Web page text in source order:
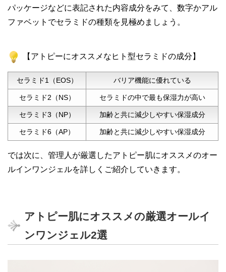
パッケージなどに表記された内容成分をみて、数字かアル
ファベットでセラミドの種類を見極めましょう。
【アトピーにオススメなヒト型セラミドの成分】
セラミド1（EOS） バリア機能に優れている
セラミド2（NS） セラミドの中で最も保湿力が高い
セラミド3（NP） 加齢と共に減少しやすい保湿成分
セラミド6（AP） 加齢と共に減少しやすい保湿成分
では次に、管理人が厳選したアトピー肌にオススメのオー
ルインワンジェルを詳しくご紹介していきます。
アトピー肌にオススメの厳選オールイ
ンワンジェル2選